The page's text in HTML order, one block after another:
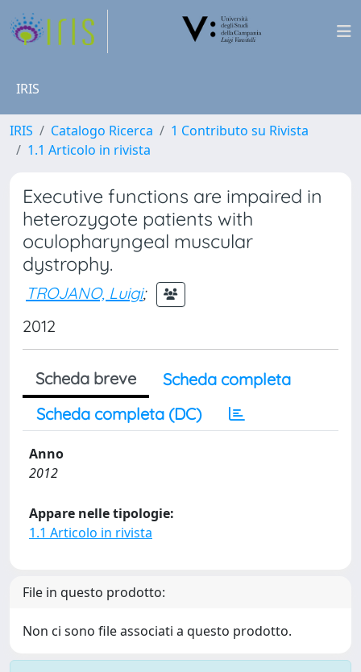
IRIS
IRIS Catalogo Ricerca
1 Contributo su Rivista
1.1 Articolo in rivista
Executive functions are impaired in
heterozygote patients with
oculopharyngeal muscular
dystrophy.
TROJANO, Luigi;
2012
Scheda breve
Scheda completa
Scheda completa (DC)
Anno
2012
Appare nelle tipologie:
1.1 Articolo in rivista
File in questo prodotto:
Non ci sono file associati a questo prodotto.